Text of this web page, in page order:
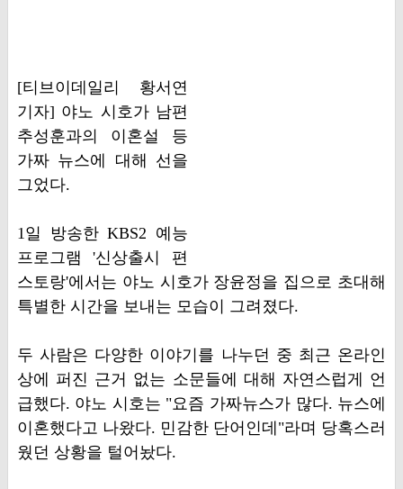
[티브이데일리 황서연
기자] 야노 시호가 남편
추성훈과의 이혼설 등
가짜 뉴스에 대해 선을
그었다.
1일 방송한 KBS2 예능
프로그램 '신상출시 편
스토랑'에서는 야노 시호가 장윤정을 집으로 초대해
특별한 시간을 보내는 모습이 그려졌다.
두 사람은 다양한 이야기를 나누던 중 최근 온라인
상에 퍼진 근거 없는 소문들에 대해 자연스럽게 언
급했다. 야노 시호는 "요즘 가짜뉴스가 많다. 뉴스에
이혼했다고 나왔다. 민감한 단어인데"라며 당혹스러
웠던 상황을 털어놨다.